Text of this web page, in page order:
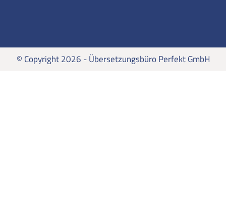
© Copyright 2026 - Übersetzungsbüro Perfekt GmbH